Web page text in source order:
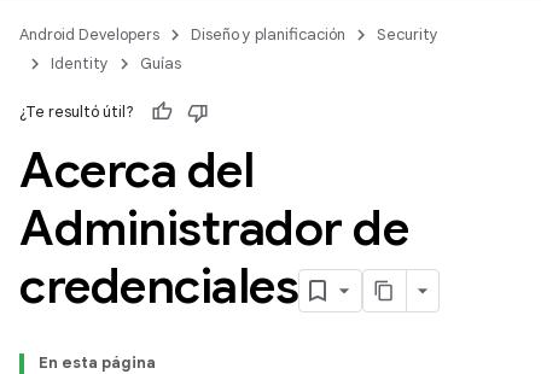
Android Developers Diseño y planificación
Security
Identity
Guías
¿Te resultó útil?
Acerca del
Administrador de
credenciales
En esta página